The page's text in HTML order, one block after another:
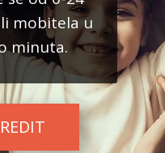
mobitela u
minuta.